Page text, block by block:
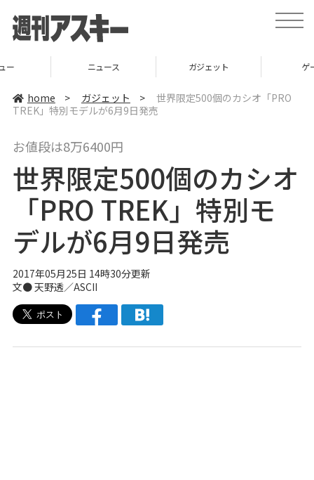
t
o
v
o
n
home > ガジェット >
世界限定500個のカシオ「PRO
TREK」特別モデルが6月9日発売
お値段は8万6400円
世界限定500個のカシオ
「PRO TREK」特別モ
デルが6月9日発売
2017年05月25日 14時30分更新
文● 天野透／ASCII